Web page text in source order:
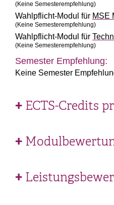
(Keine Semesterempfehlung)
Wahlpflicht-Modul für MSE
(Keine Semesterempfehlung)
Wahlpflicht-Modul für
(Keine Semesterempfehlung)
Semester Empfehlung:
Keine Semester
ECTS-Credits